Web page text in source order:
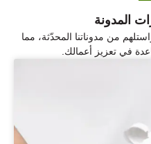
المدونة
من مدوناتنا المحدّثة، مما
في تعزيز أعمالك.